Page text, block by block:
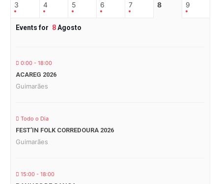
3 4 5 6 7 8 9
Events for 8Agosto
0:00 - 18:00
ACAREG 2026
Guimarães
Todo o Dia
FEST’IN FOLK CORREDOURA 2026
Guimarães
15:00 - 18:00